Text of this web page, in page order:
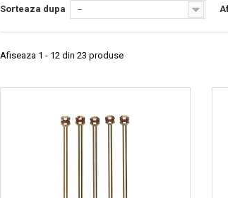
Sorteaza dupa --
Afiseaza 1 - 12 din 23 produse